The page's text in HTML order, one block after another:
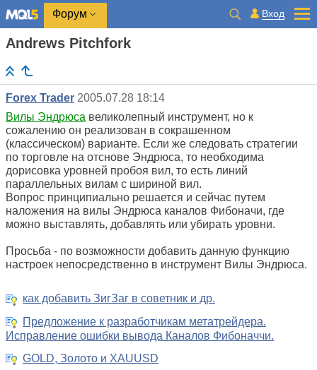
Форум Вход
Andrews Pitchfork
Forex Trader 2005.07.28 18:14
Вилы Эндрюса великолепный инструмент, но к
сожалению он реализован в сокрашенном
(классическом) варианте. Если же следовать стратегии
по торговле на отснове Эндрюса, то необходима
дорисовка уровней пробоя вил, то есть линий
параллельных вилам с шириной вил.
Вопрос принципиально решается и сейчас путем
наложения на вилы Эндрюса каналов Фибоначи, где
можно выставлять, добавлять или убирать уровни.
Просьба - по возможности добавить данную функцию
настроек непосредственно в инструмент Вилы Эндрюса.
как добавить ЗигЗаг в советник и др.
Предложение к разработчикам метатрейдера.
Исправление ошибки вывода Каналов Фибоначчи.
GOLD, Золото и XAUUSD